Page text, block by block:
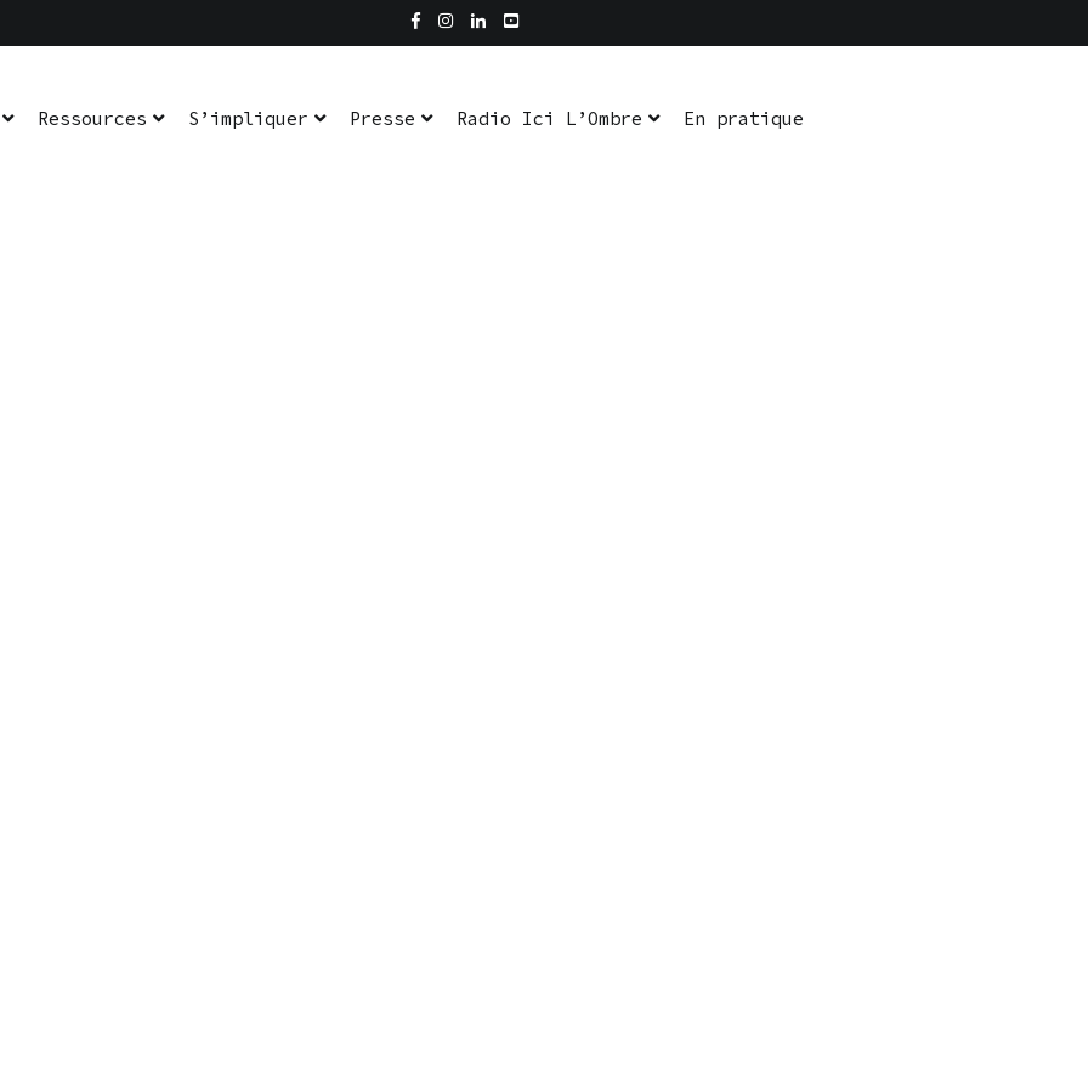
Ressources S’impliquer Presse Radio Ici L’Ombre En pratique